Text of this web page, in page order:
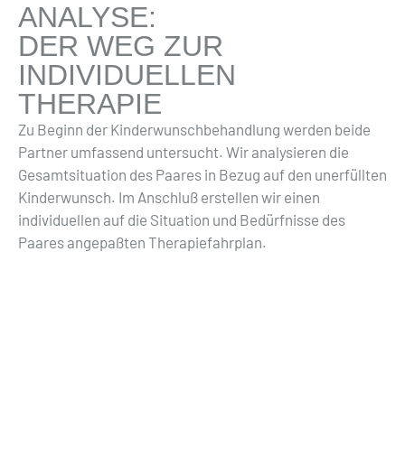
ANALYSE:
DER WEG ZUR
INDIVIDUELLEN
THERAPIE
Zu Beginn der Kinderwunschbehandlung werden beide
Partner umfassend untersucht. Wir analysieren die
Gesamtsituation des Paares in Bezug auf den unerfüllten
Kinderwunsch. Im Anschluß erstellen wir einen
individuellen auf die Situation und Bedürfnisse des
Paares angepaßten Therapiefahrplan.